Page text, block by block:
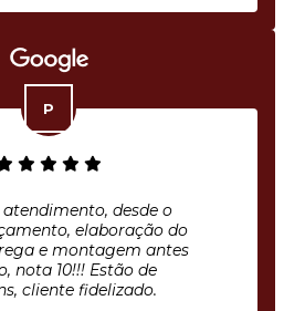
atendimento, desde o
elaboração do
e montagem antes
nota 10!!! Estão de
cliente fidelizado.